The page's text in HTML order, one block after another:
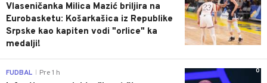
Vlaseničanka Milica Mazić briljira na
Eurobasketu: Košarkašica iz Republike
Srpske kao kapiten vodi "orlice" ka
medalji!
0
FUDBAL Pre 1 h